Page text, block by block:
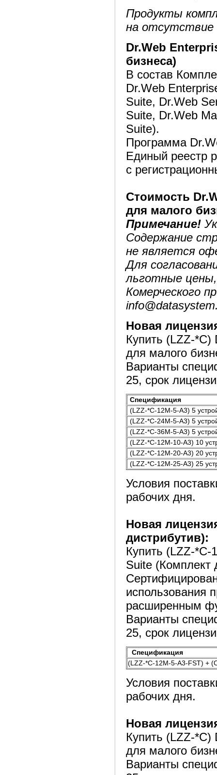
Продукты
на отсутствие
Dr.Web
бизнеса)
В состав
Dr.Web
Suite, Dr.Web
Suite, Dr.Web
Suite).
Программа
Единый реестр
с
Стоимость
для малого
Примечание!
Содержание
не является
Для
льготные цены,
Комерческого
Новая
Купить (LZZ-
для малого
Варианты
25, срок
Спецификация
(LZZ-*C-12M-5-A3) 5
(LZZ-*C-24M-5-A3) 5
(LZZ-*C-36M-5-A3) 5
(LZZ-*C-12M-10-A3) 10
(LZZ-*C-12M-20-A3) 20
(LZZ-*C-12M-25-A3) 25
Условия
рабочих дня.
Новая
дистрибутив):
Купить (LZZ-
Suite (Комплект
использования
расширенным
Варианты
25, срок
Спецификация
(LZZ-*C-12M-5-A3-FST) +
Условия
рабочих дня.
Новая
Купить (LZZ-
для малого
Варианты